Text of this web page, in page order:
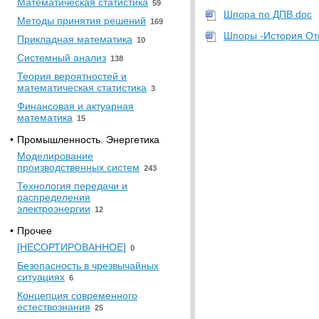
59
Методы принятия решений 169
Прикладная математика 10
Системный анализ 138
Теория вероятностей и
математическая статистика 3
Финансовая и актуарная
математика 15
• Промышленность. Энергетика
Моделирование
производственных систем 243
Технология передачи и
распределения
электроэнергии 12
• Прочее
[НЕСОРТИРОВАННОЕ] 0
Безопасность в чрезвычайных
ситуациях 6
Концепция современного
естествознания 25
Шпора по ДПВ.doc
Шпоры -История